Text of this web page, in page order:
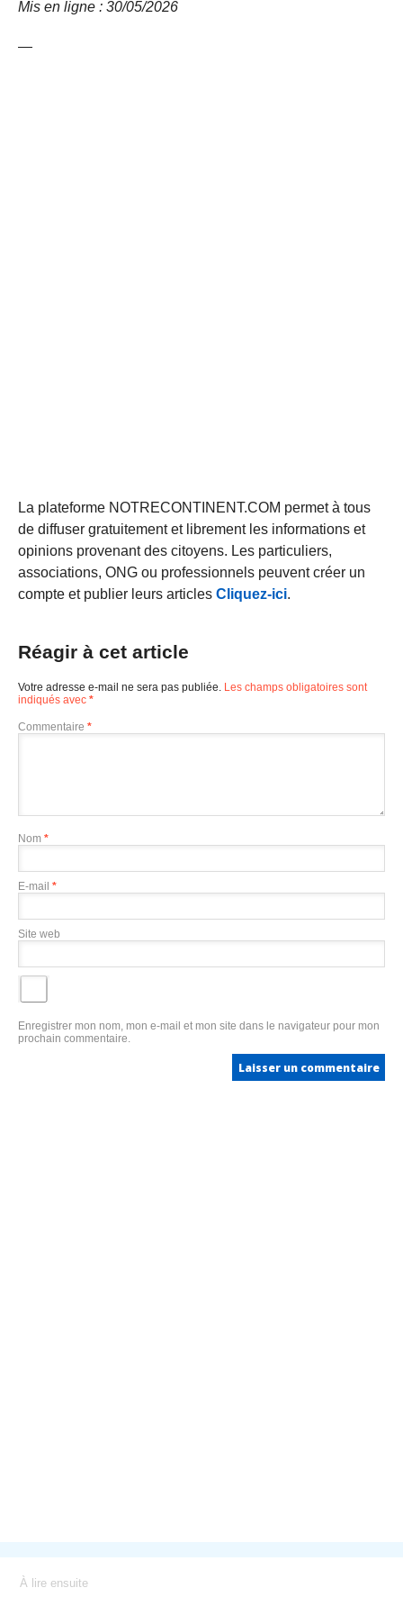
Mis en ligne : 30/05/2026
—
La plateforme NOTRECONTINENT.COM permet à tous
de diffuser gratuitement et librement les informations et
opinions provenant des citoyens. Les particuliers,
associations, ONG ou professionnels peuvent créer un
compte et publier leurs articles Cliquez-ici.
Réagir à cet article
Votre adresse e-mail ne sera pas publiée. Les champs obligatoires sont
indiqués avec *
Commentaire *
Nom *
E-mail *
Site web
Enregistrer mon nom, mon e-mail et mon site dans le navigateur pour mon
prochain commentaire.
À lire ensuite